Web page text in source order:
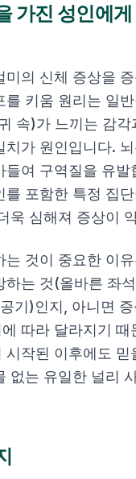
가진 성인에
미의 신체 증상을
를 키움 원리는 일
속)가 느끼는 감각
치가 원인입니다.
들여 구역질을 유발
를 포함한 특정 집
욱 심해져 증상이
는 것이 중요한 이
하는 것(올바른 좌
기)인지, 아니면
따라 달라지기 때
시작된 이후에도
없는 유일한 널리